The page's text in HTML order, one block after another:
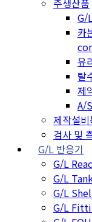
주생산품
G/
카
유
탈
제
A/S
제작설비
검사 및
G/L 반응기
G/L
G/L
G/L
G/L